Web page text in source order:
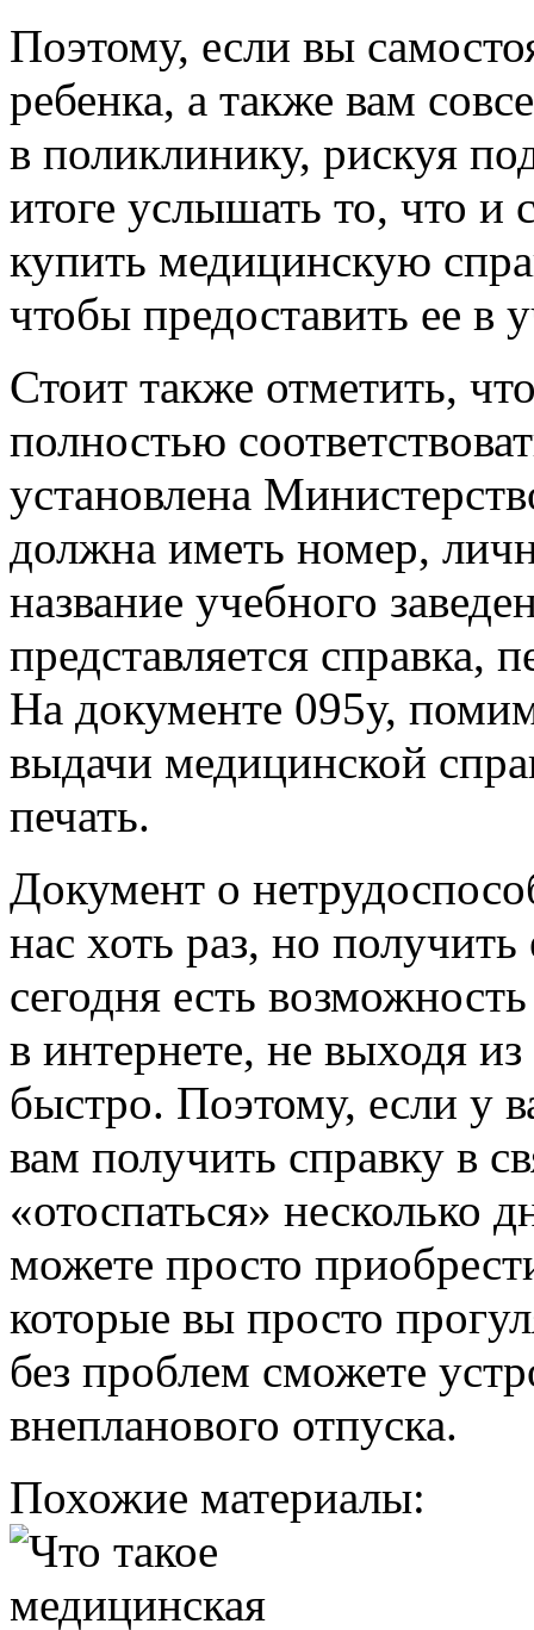
Поэтому, если вы
ребенка, а также вам
в поликлинику, рискуя
итоге услышать то, что и
купить медицинскую
чтобы предоставить ее в
Стоит также отметить,
полностью
установлена
должна иметь номер,
название учебного
представляется справка,
На документе 095у,
выдачи медицинской
печать.
Документ о
нас хоть раз, но
сегодня есть
в интернете, не выходя
быстро. Поэтому, если у
вам получить справку в
«отоспаться» несколько
можете просто
которые вы просто
без проблем сможете
внепланового отпуска.
Похожие материалы: